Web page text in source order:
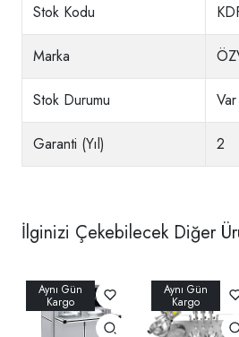
Stok Kodu
Marka
Stok Durumu Var
Garanti (Yıl) 2
İlginizi Çekebilecek Diğer